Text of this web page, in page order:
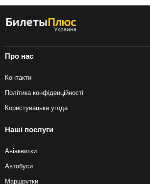
Про нас
Контакти
Політика конфіденційності
Користувацька угода
Наші послуги
Авіаквитки
Автобуси
Маршрутки